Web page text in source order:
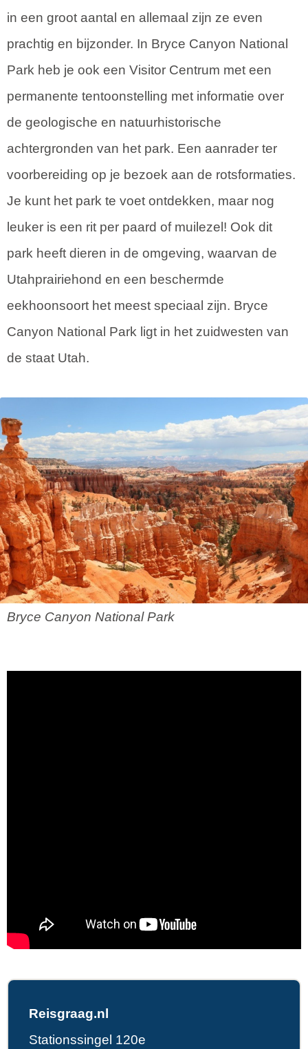
in een groot aantal en allemaal zijn ze even
prachtig en bijzonder. In Bryce Canyon National
Park heb je ook een Visitor Centrum met een
permanente tentoonstelling met informatie over
de geologische en natuurhistorische
achtergronden van het park. Een aanrader ter
voorbereiding op je bezoek aan de rotsformaties.
Je kunt het park te voet ontdekken, maar nog
leuker is een rit per paard of muilezel! Ook dit
park heeft dieren in de omgeving, waarvan de
Utahprairiehond en een beschermde
eekhoonsoort het meest speciaal zijn. Bryce
Canyon National Park ligt in het zuidwesten van
de staat Utah.
Bryce Canyon National Park
Reisgraag.nl
Stationssingel 120e